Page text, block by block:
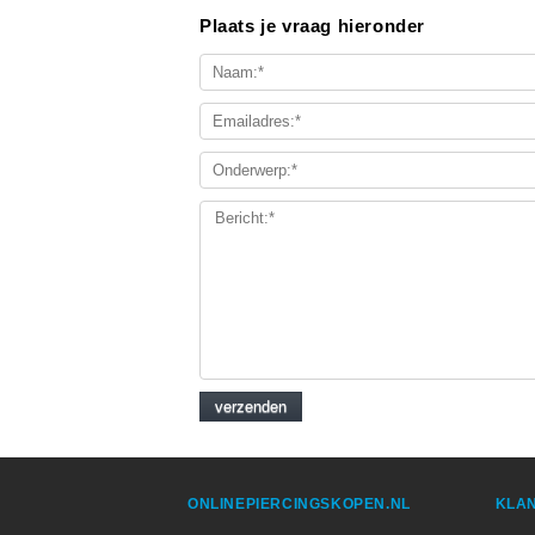
Plaats je vraag hieronder
ONLINEPIERCINGSKOPEN.NL